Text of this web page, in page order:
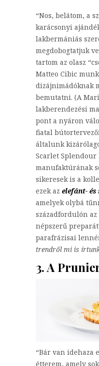
“Nos, belátom, a
karácsonyi
lakbermániás
megdobogtatjuk
tartom az olasz
Matteo Cibic
dizájnimádóknak
bemutatni. (A
lakberendezési
pont a nyáron
fiatal
általunk
Scarlet
manufaktúrának
sikeresek is a
ezek az elefánt-
amelyek olybá
századfordulón
népszerű
parafrázisai
trendről mi is
3. A
“Bár van idehaza
étterem, amely